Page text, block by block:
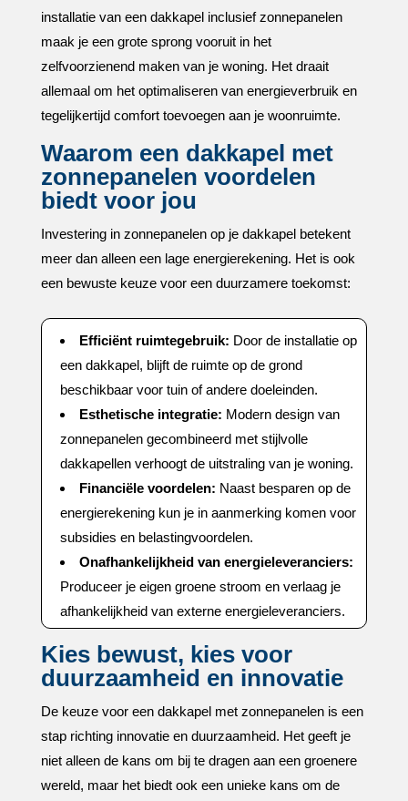
installatie van een dakkapel inclusief zonnepanelen
maak je een grote sprong vooruit in het
zelfvoorzienend maken van je woning.​ Het draait
allemaal om het optimaliseren van energieverbruik en
tegelijkertijd comfort toevoegen aan je woonruimte.​
Waarom een dakkapel met
zonnepanelen voordelen
biedt voor jou
Investering in zonnepanelen op je dakkapel betekent
meer dan alleen een lage energierekening.​ Het is ook
een bewuste keuze voor een duurzamere toekomst:
Efficiënt ruimtegebruik: Door de installatie op
een dakkapel, blijft de ruimte op de grond
beschikbaar voor tuin of andere doeleinden.​
Esthetische integratie: Modern design van
zonnepanelen gecombineerd met stijlvolle
dakkapellen verhoogt de uitstraling van je woning.​
Financiële voordelen: Naast besparen op de
energierekening kun je in aanmerking komen voor
subsidies en belastingvoordelen.​
Onafhankelijkheid van energieleveranciers:
Produceer je eigen groene stroom en verlaag je
afhankelijkheid van externe energieleveranciers.​
Kies bewust, kies voor
duurzaamheid en innovatie
De keuze voor een dakkapel met zonnepanelen is een
stap richting innovatie en duurzaamheid.​ Het geeft je
niet alleen de kans om bij te dragen aan een groenere
wereld, maar het biedt ook een unieke kans om de